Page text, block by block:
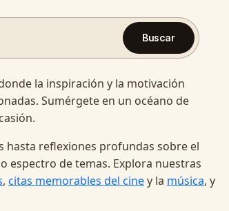
Buscar
la inspiración y la motivación
Sumérgete en un océano de
hasta reflexiones profundas sobre el
espectro de temas. Explora nuestras
, citas memorables del ciney la música, y